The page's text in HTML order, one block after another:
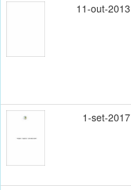
11-out-2013
1-set-2017